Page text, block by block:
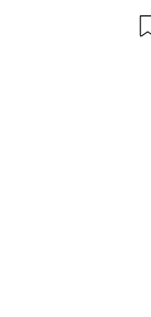
💫💎💲💫